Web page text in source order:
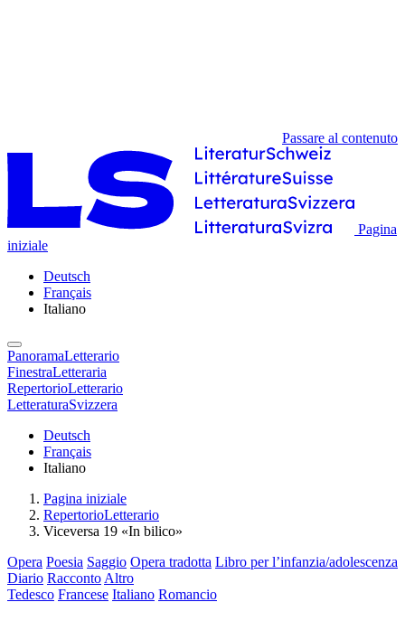
Passare al contenuto
Pagina
iniziale
Deutsch
Français
Italiano
PanoramaLetterario
FinestraLetteraria
RepertorioLetterario
LetteraturaSvizzera
Deutsch
Français
Italiano
Pagina iniziale
RepertorioLetterario
Viceversa 19 «In bilico»
Opera Poesia Saggio Opera tradotta Libro per l’infanzia/adolescenza
Diario Racconto Altro
Tedesco Francese Italiano Romancio